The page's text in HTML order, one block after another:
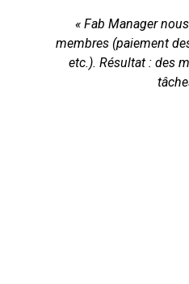
« Fab Manager
membres (paiement
etc.). Résultat : des